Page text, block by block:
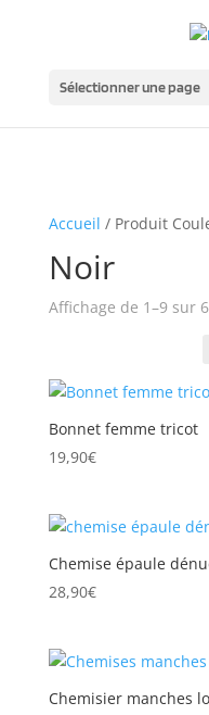
Sélectionner une page
Accueil / Produit
Noir
Affichage de 1–9 sur
Bonnet femme tricot
19,90€
Chemise épaule
28,90€
Chemisier manches